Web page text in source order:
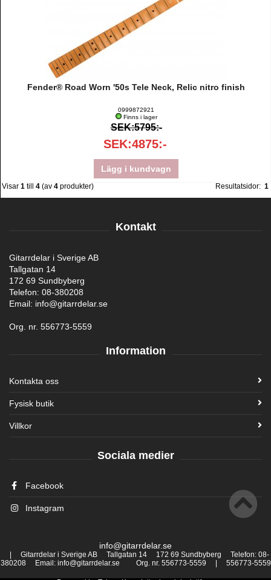
Fender® Road Worn '50s Tele Neck, Relic nitro finish
0999872921
Finns i lager
SEK:5795:-
SEK:4875:-
Lägg i kundvagn
Visar 1 till 4 (av 4 produkter) Resultatsidor: 1
Kontakt
Gitarrdelar i Sverige AB
Tallgatan 14
172 69 Sundbyberg
Telefon: 08-380208
Email: info@gitarrdelar.se
Org. nr. 556773-5559
Information
Kontakta oss
Fysisk butik
Villkor
Sociala medier
Facebook
Instagram
info@gitarrdelar.se
| Gitarrdelar i Sverige AB Tallgatan 14 172 69 Sundbyberg Telefon: 08-
380208 Email: info@gitarrdelar.se Org. nr. 556773-5559 | 556773-5559